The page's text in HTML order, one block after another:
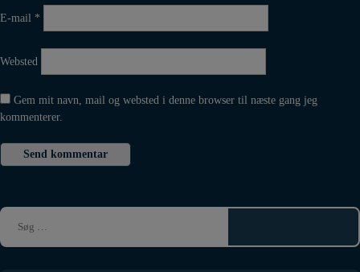
E-mail *
Websted
Gem mit navn, mail og websted i denne browser til næste gang jeg
kommenterer.